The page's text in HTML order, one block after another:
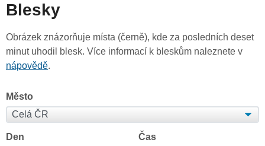
Blesky
Obrázek znázorňuje místa (černě), kde za posledních deset
minut uhodil blesk. Více informací k bleskům naleznete v
nápovědě.
Město
Den Čas